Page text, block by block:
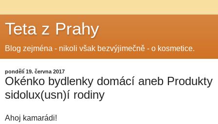
Teta z Prahy
Blog zejména - nikoli však bezvýjimečně - o kosmetice.
pondělí 19. června 2017
Okénko bydlenky domácí aneb Produkty
sidolux(usn)í rodiny
Ahoj kamarádi!